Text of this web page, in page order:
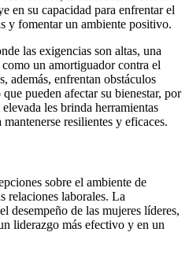
en su capacidad para enfrentar el
y fomentar un ambiente positivo.
las exigencias son altas, una
un amortiguador contra el
además, enfrentan obstáculos
pueden afectar su bienestar, por
les brinda herramientas
resilientes y eficaces.
sobre el ambiente de
relaciones laborales. La
desempeño de las mujeres líderes,
liderazgo más efectivo y en un